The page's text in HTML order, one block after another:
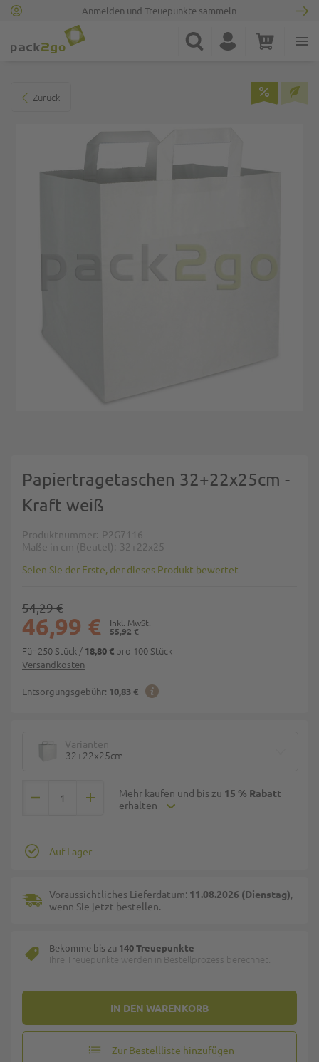
Anmelden und Treuepunkte sammeln
Suche Konto Warenkorb
Zurück
Papiertragetaschen 32+22x25cm -
Kraft weiß
Produktnummer P2G7116
Maße in cm (Beutel)
32+22x25
Seien Sie der Erste, der dieses Produkt bewertet
Versandkosten
Entsorgungsgebühr: 10,83 €
55,92 €
46,99 €
54,29 €
Für 250 Stück / 18,80 € pro 100 Stück
Varianten
32+22x25cm
Mehr kaufen und bis zu 15 % Rabatt
erhalten
IN DEN WARENKORB
Auf Lager
Voraussichtliches Lieferdatum: 11.08.2026 (Dienstag),
wenn Sie jetzt bestellen.
Bekomme bis zu 140 Treuepunkte
Ihre Treuepunkte werden in Bestellprozess berechnet.
Zur Bestellliste hinzufügen